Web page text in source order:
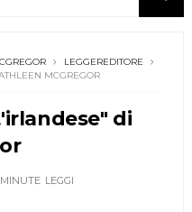
LEGGEREDITORE
MCGREGOR
di
MINUTE LEGGI